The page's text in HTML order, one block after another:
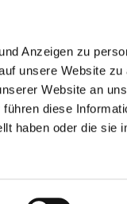
Anzeigen zu
unsere Website
Website an
diese
haben oder die sie